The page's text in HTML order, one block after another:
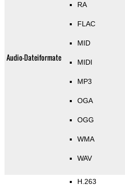
Audio-Dateiformate
RA
FLAC
MID
MIDI
MP3
OGA
OGG
WMA
WAV
H.263